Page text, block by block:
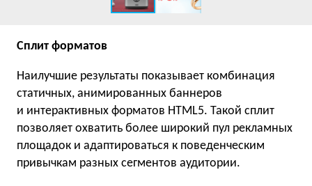
Сплит форматов
Наилучшие результаты показывает комбинация
статичных, анимированных баннеров
и интерактивных форматов HTML5. Такой сплит
позволяет охватить более широкий пул рекламных
площадок и адаптироваться к поведенческим
привычкам разных сегментов аудитории.